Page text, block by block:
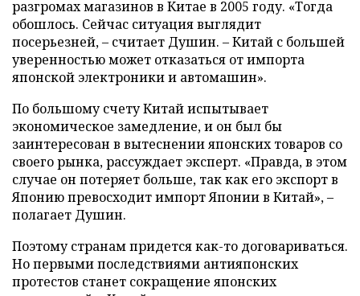
разгромах магазинов в Китае в 2005 году. «Тогда
обошлось. Сейчас ситуация выглядит
посерьезней, – считает Душин. – Китай с большей
уверенностью может отказаться от импорта
японской электроники и автомашин».
По большому счету Китай испытывает
экономическое замедление, и он был бы
заинтересован в вытеснении японских товаров со
своего рынка, рассуждает эксперт. «Правда, в этом
случае он потеряет больше, так как его экспорт в
Японию превосходит импорт Японии в Китай», –
полагает Душин.
Поэтому странам придется как-то договариваться.
Но первыми последствиями антияпонских
протестов станет сокращение японских